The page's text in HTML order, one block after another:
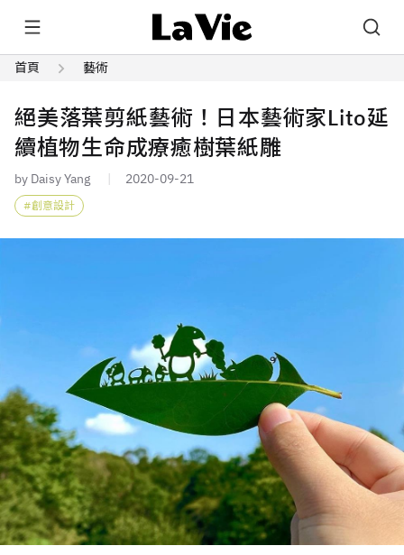
首頁 藝術
絕美落葉剪紙藝術！日本藝術家Lito延
續植物生命成療癒樹葉紙雕
by Daisy Yang 2020-09-21
創意設計